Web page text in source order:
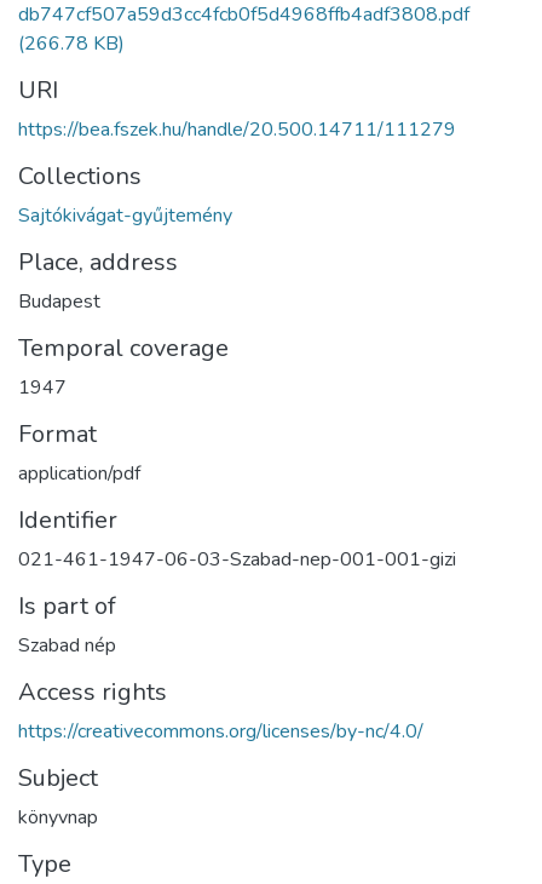
db747cf507a59d3cc4fcb0f5d4968ffb4adf3808.pdf
(266.78 KB)
URI
https://bea.fszek.hu/handle/20.500.14711/111279
Collections
Sajtókivágat-gyűjtemény
Place, address
Budapest
Temporal coverage
1947
Format
application/pdf
Identifier
021-461-1947-06-03-Szabad-nep-001-001-gizi
Is part of
Szabad nép
Access rights
https://creativecommons.org/licenses/by-nc/4.0/
Subject
könyvnap
Type